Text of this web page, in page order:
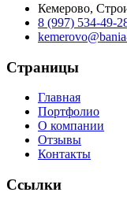
Кемерово,
8 (997) 534-49-
Страницы
Главная
Портфолио
О компании
Отзывы
Контакты
Ссылки